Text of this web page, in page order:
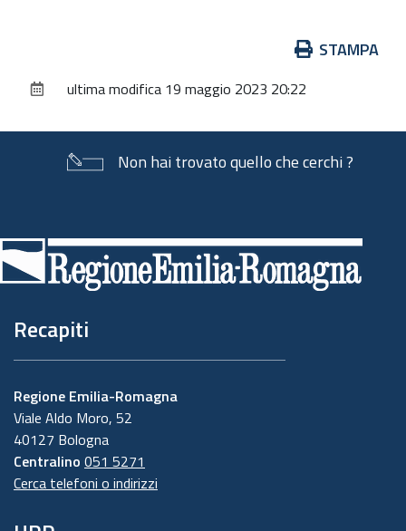
documento
STAMPA
ultima modifica 19 maggio 2023 20:22
Non hai trovato quello che cerchi ?
di
pagina
Recapiti
Regione Emilia-Romagna
Viale Aldo Moro, 52
40127 Bologna
Centralino 051 5271
Cerca telefoni o indirizzi